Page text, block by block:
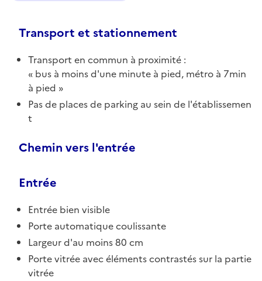
Transport et stationnement
Transport en commun à proximité :
bus à moins d'une minute à pied, métro à 7min
à pied
Pas de places de parking au sein de l'établissemen
t
Chemin vers l'entrée
Entrée
Entrée bien visible
Porte automatique coulissante
Largeur d'au moins 80 cm
Porte vitrée avec éléments contrastés sur la partie
vitrée